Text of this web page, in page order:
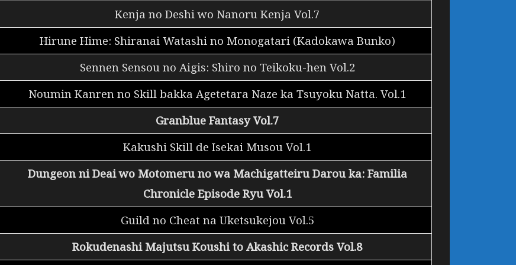
Kenja no Deshi wo Nanoru Kenja Vol.7
Hirune Hime: Shiranai Watashi no Monogatari (Kadokawa Bunko)
Sennen Sensou no Aigis: Shiro no Teikoku-hen Vol.2
Noumin Kanren no Skill bakka Agetetara Naze ka Tsuyoku Natta. Vol.1
Granblue Fantasy Vol.7
Kakushi Skill de Isekai Musou Vol.1
Dungeon ni Deai wo Motomeru no wa Machigatteiru Darou ka: Familia
Chronicle Episode Ryu Vol.1
Guild no Cheat na Uketsukejou Vol.5
Rokudenashi Majutsu Koushi to Akashic Records Vol.8